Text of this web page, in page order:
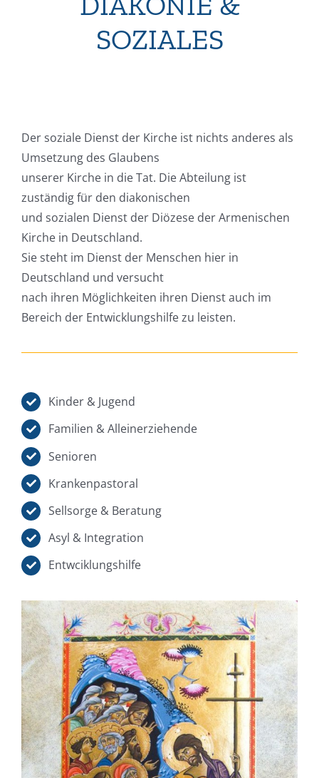
SOZIALES
Der soziale Dienst der Kirche ist nichts anderes als
Umsetzung des Glaubens
unserer Kirche in die Tat. Die Abteilung ist
zuständig für den diakonischen
und sozialen Dienst der Diözese der Armenischen
Kirche in Deutschland.
Sie steht im Dienst der Menschen hier in
Deutschland und versucht
nach ihren Möglichkeiten ihren Dienst auch im
Bereich der Entwicklungshilfe zu leisten.
Kinder & Jugend
Familien & Alleinerziehende
Senioren
Krankenpastoral
Sellsorge & Beratung
Asyl & Integration
Entwciklungshilfe